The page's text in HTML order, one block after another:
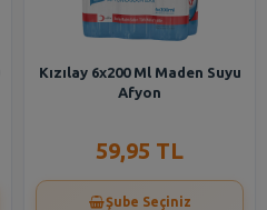
Kızılay 6x200 Ml Maden Suyu
Afyon
59,95 TL
Şube Seçiniz